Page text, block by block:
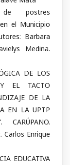
de postres
el Municipio
Barbara
Medina.
DE LOS
Y EL TACTO
DE LA
EN LA UPTP
CARÚPANO.
Carlos Enrique
EDUCATIVA